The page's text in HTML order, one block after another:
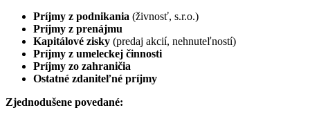
Príjmy z podnikania (živnosť, s.r.o.)
Príjmy z prenájmu
Kapitálové zisky (predaj akcií, nehnuteľností)
Príjmy z umeleckej činnosti
Príjmy zo zahraničia
Ostatné zdaniteľné príjmy
Zjednodušene povedané: